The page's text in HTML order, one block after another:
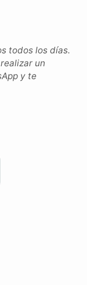
todos los días.
un
y te